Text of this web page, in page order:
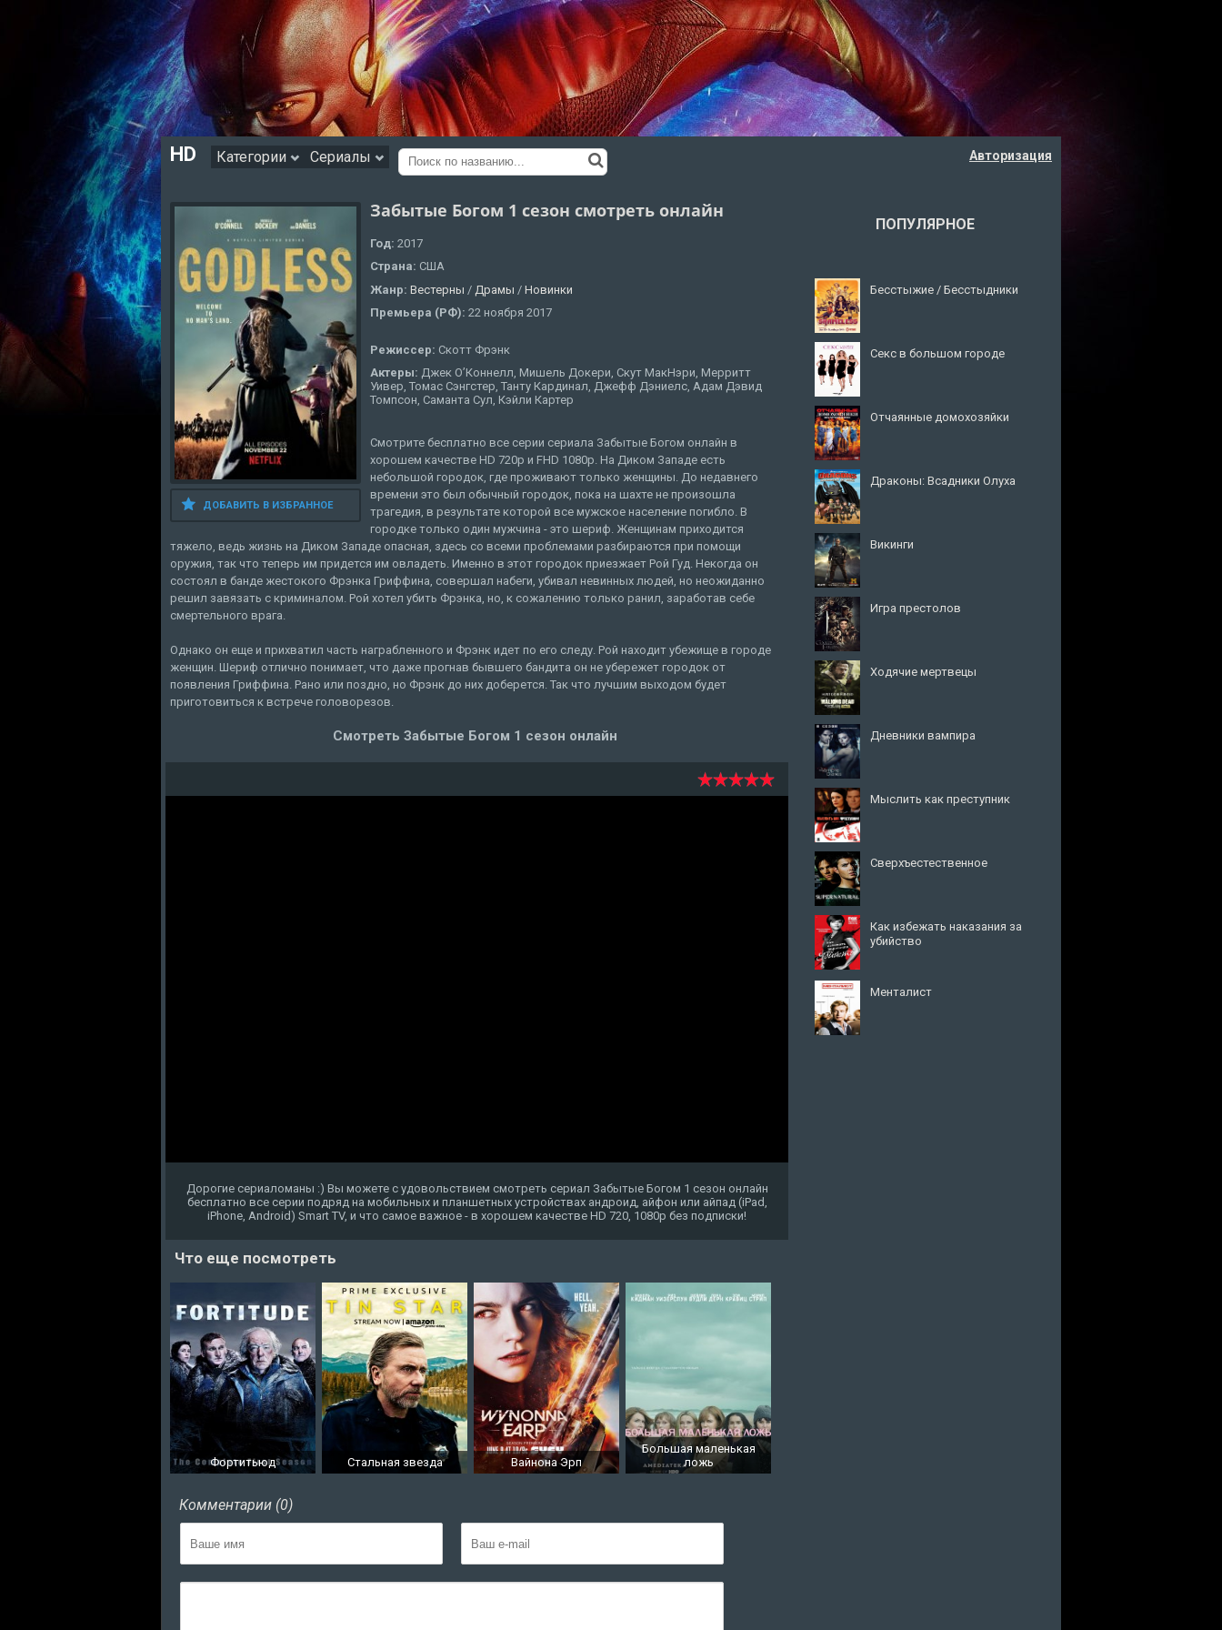
HD Категории Сериалы Авторизация
ДОБАВИТЬ В ИЗБРАННОЕ
Забытые Богом 1 сезон смотреть онлайн
Год: 2017
Страна: США
Жанр: Вестерны / Драмы / Новинки
Премьера (РФ): 22 ноября 2017
Режиссер: Скотт Фрэнк
Актеры: Джек О’Коннелл, Мишель Докери, Скут МакНэри, Мерритт
Уивер, Томас Сэнгстер, Танту Кардинал, Джефф Дэниелс, Адам Дэвид
Томпсон, Саманта Сул, Кэйли Картер
Смотрите бесплатно все серии сериала Забытые Богом онлайн в
хорошем качестве HD 720p и FHD 1080p. На Диком Западе есть
небольшой городок, где проживают только женщины. До недавнего
времени это был обычный городок, пока на шахте не произошла
трагедия, в результате которой все мужское население погибло. В
городке только один мужчина - это шериф. Женщинам приходится
тяжело, ведь жизнь на Диком Западе опасная, здесь со всеми проблемами разбираются при помощи
оружия, так что теперь им придется им овладеть. Именно в этот городок приезжает Рой Гуд. Некогда он
состоял в банде жестокого Фрэнка Гриффина, совершал набеги, убивал невинных людей, но неожиданно
решил завязать с криминалом. Рой хотел убить Фрэнка, но, к сожалению только ранил, заработав себе
смертельного врага.
Однако он еще и прихватил часть награбленного и Фрэнк идет по его следу. Рой находит убежище в городе
женщин. Шериф отлично понимает, что даже прогнав бывшего бандита он не убережет городок от
появления Гриффина. Рано или поздно, но Фрэнк до них доберется. Так что лучшим выходом будет
приготовиться к встрече головорезов.
Смотреть Забытые Богом 1 сезон онлайн
Дорогие сериаломаны :) Вы можете с удовольствием смотреть сериал Забытые Богом 1 сезон онлайн
бесплатно все серии подряд на мобильных и планшетных устройствах андроид, айфон или айпад (iPad,
iPhone, Android) Smart TV, и что самое важное - в хорошем качестве HD 720, 1080p без подписки!
Что еще посмотреть
Фортитьюд Стальная звезда Вайнона Эрп
Большая маленькая
ложь
Комментарии (0)
ПОПУЛЯРНОЕ
Бесстыжие / Бесстыдники
Секс в большом городе
Отчаянные домохозяйки
Драконы: Всадники Олуха
Викинги
Игра престолов
Ходячие мертвецы
Дневники вампира
Мыслить как преступник
Сверхъестественное
Как избежать наказания за
убийство
Менталист